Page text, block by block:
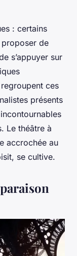
: certains
de
s’appuyer sur
ces
présents
Le théâtre à
accrochée au
se cultive.